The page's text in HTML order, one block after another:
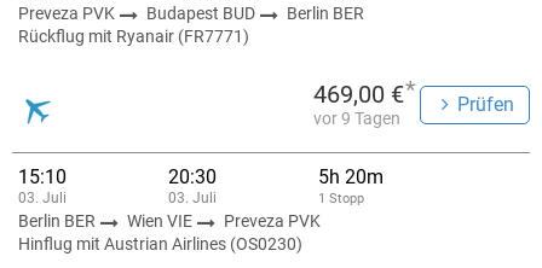
Preveza PVK Budapest BUD
Berlin BER
Rückflug mit Ryanair (FR7771)
469,00 €*
vor 9 Tagen
Prüfen
15:10
03. Juli
20:30
03. Juli
5h 20m
1 Stopp
Berlin BER Wien VIE
Preveza PVK
Hinflug mit Austrian Airlines (OS0230)